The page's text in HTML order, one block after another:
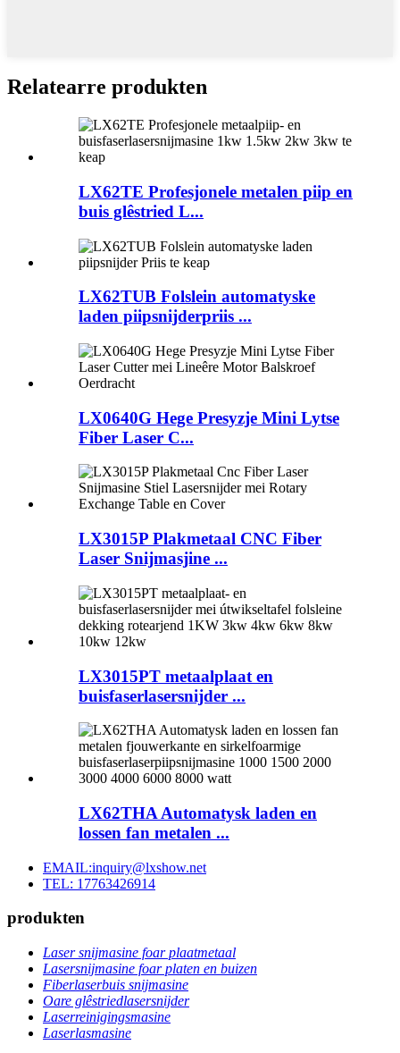
Relatearre produkten
LX62TE Profesjonele metalen piip en
buis glêstried L...
LX62TUB Folslein automatyske
laden piipsnijderpriis ...
LX0640G Hege Presyzje Mini Lytse
Fiber Laser C...
LX3015P Plakmetaal CNC Fiber
Laser Snijmasjine ...
LX3015PT metaalplaat en
buisfaserlasersnijder ...
LX62THA Automatysk laden en
lossen fan metalen ...
EMAIL:inquiry@lxshow.net
TEL: 17763426914
produkten
Laser snijmasine foar plaatmetaal
Lasersnijmasine foar platen en buizen
Fiberlaserbuis snijmasine
Oare glêstriedlasersnijder
Laserreinigingsmasine
Laserlasmasine